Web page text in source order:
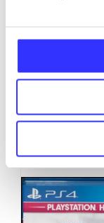
Minder om